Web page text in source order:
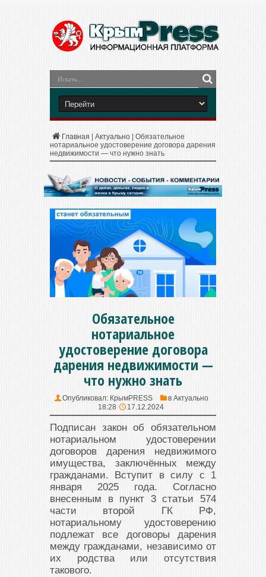
Главная Актуально
Обязательное
нотариальное удостоверение договора дарения
недвижимости — что нужно знать
Обязательное
нотариальное
удостоверение договора
дарения недвижимости —
что нужно знать
Опубликовал: КрымPRESS в Актуально
18:28
17.12.2024
Подписан закон об обязательном
нотариальном удостоверении
договоров дарения недвижимого
имущества, заключённых между
гражданами. Вступит в силу с 1
января 2025 года. Согласно
внесенным в пункт 3 статьи 574
части второй ГК РФ,
нотариальному удостоверению
подлежат все договоры дарения
между гражданами, независимо от
их родства или отсутствия
такового.